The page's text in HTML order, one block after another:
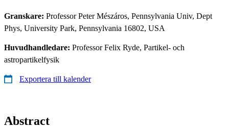
Granskare: Professor Peter Mészáros, Pennsylvania Univ, Dept
Phys, University Park, Pennsylvania 16802, USA
Huvudhandledare: Professor Felix Ryde, Partikel- och
astropartikelfysik
Exportera till kalender
Abstract